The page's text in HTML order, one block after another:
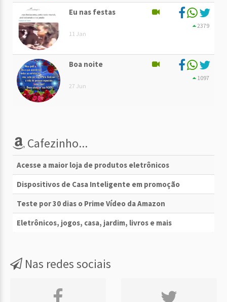
Eu nas festas
11 Jan
2379
Boa noite
27 Jun
1097
Cafezinho...
Acesse a maior loja de produtos eletrônicos
Dispositivos de Casa Inteligente em promoção
Teste por 30 dias o Prime Vídeo da Amazon
Eletrônicos, jogos, casa, jardim, livros e mais
Nas redes sociais